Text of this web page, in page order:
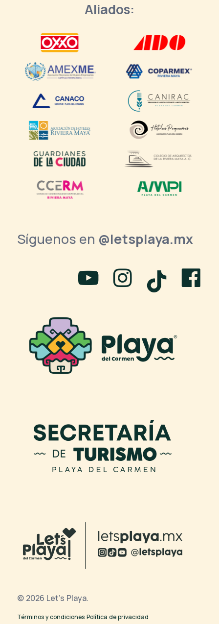
Aliados:
Síguenos en @letsplaya.mx
© 2026 Let's Playa.
Términos y condiciones Política de privacidad